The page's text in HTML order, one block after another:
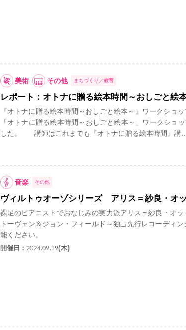
美術 その他 まちづくり 教育
レポート：オトナに贈る絵本時間～おしごと絵
『オトナに贈る絵本時間～おしごと絵本～』ワークシ
「オトナに贈る絵本時間～おしごと絵本～」ワークショ
した。 講師はこれまでも『オトナに贈る絵本時間』講...
音楽 その他
ヴィルトゥオーゾシリーズ アリス＝紗良・オ
裸足のピアニストでおなじみの実力派アリス＝紗良・オ
トーヴェン＆ジョン・フィールド～独占先行レコーディ
能ください。
開催日： 2024.09.19(木)